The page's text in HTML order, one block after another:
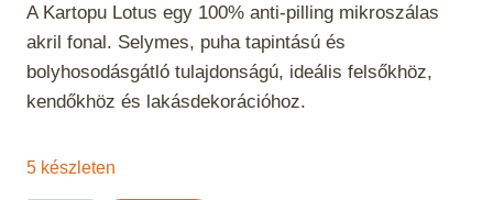
A Kartopu Lotus egy 100% anti-pilling mikroszálas
akril fonal. Selymes, puha tapintású és
bolyhosodásgátló tulajdonságú, ideális felsőkhöz,
kendőkhöz és lakásdekorációhoz.
5 készleten